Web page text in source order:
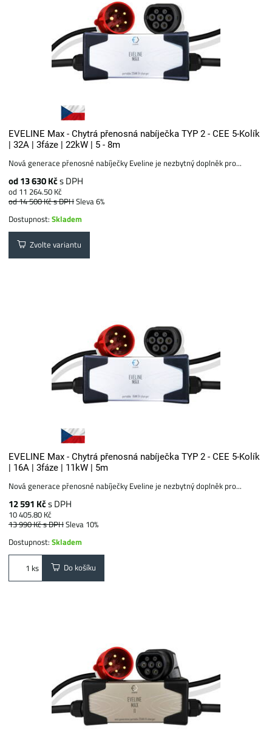
EVELINE Max - Chytrá přenosná nabíječka TYP 2 - CEE 5-Kolík
| 32A | 3fáze | 22kW | 5 - 8m
Nová generace přenosné nabíječky Eveline je nezbytný doplněk pro...
od 13 630 Kčs DPH
od 11 264.50 Kč
od 14 500 Kčs DPHSleva 6%
Dostupnost:Skladem
Zvolte variantu
EVELINE Max - Chytrá přenosná nabíječka TYP 2 - CEE 5-Kolík
| 16A | 3fáze | 11kW | 5m
Nová generace přenosné nabíječky Eveline je nezbytný doplněk pro...
12 591 Kčs DPH
10 405.80 Kč
13 990 Kčs DPHSleva 10%
Dostupnost:Skladem
ks Do košíku